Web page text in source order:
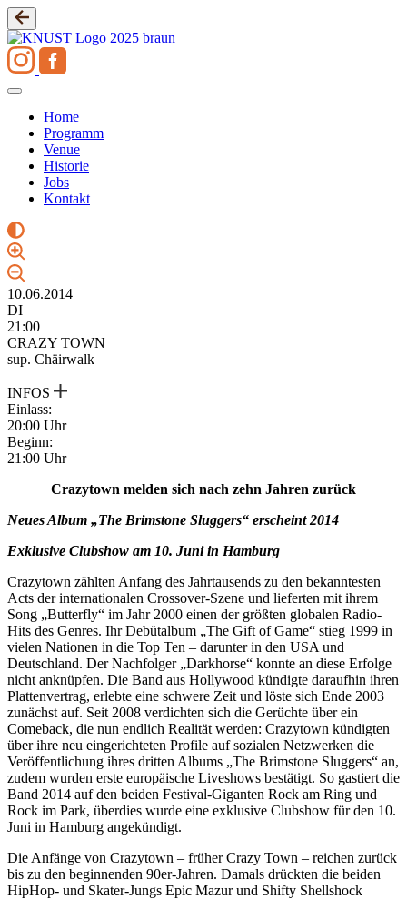
Zum
Inhalt
springen
Home
Programm
Venue
Historie
Jobs
Kontakt
10.06.2014
DI
21:00
CRAZY TOWN
sup. Chäirwalk
INFOS
Einlass:
20:00 Uhr
Beginn:
21:00 Uhr
Crazytown melden sich nach zehn Jahren zurück
Neues Album „The Brimstone Sluggers“ erscheint 2014
Exklusive Clubshow am 10. Juni in Hamburg
Crazytown zählten Anfang des Jahrtausends zu den bekanntesten
Acts der internationalen Crossover-Szene und lieferten mit ihrem
Song „Butterfly“ im Jahr 2000 einen der größten globalen Radio-
Hits des Genres. Ihr Debütalbum „The Gift of Game“ stieg 1999 in
vielen Nationen in die Top Ten – darunter in den USA und
Deutschland. Der Nachfolger „Darkhorse“ konnte an diese Erfolge
nicht anknüpfen. Die Band aus Hollywood kündigte daraufhin ihren
Plattenvertrag, erlebte eine schwere Zeit und löste sich Ende 2003
zunächst auf. Seit 2008 verdichten sich die Gerüchte über ein
Comeback, die nun endlich Realität werden: Crazytown kündigten
über ihre neu eingerichteten Profile auf sozialen Netzwerken die
Veröffentlichung ihres dritten Albums „The Brimstone Sluggers“ an,
zudem wurden erste europäische Liveshows bestätigt. So gastiert die
Band 2014 auf den beiden Festival-Giganten Rock am Ring und
Rock im Park, überdies wurde eine exklusive Clubshow für den 10.
Juni in Hamburg angekündigt.
Die Anfänge von Crazytown – früher Crazy Town – reichen zurück
bis zu den beginnenden 90er-Jahren. Damals drückten die beiden
HipHop- und Skater-Jungs Epic Mazur und Shifty Shellshock